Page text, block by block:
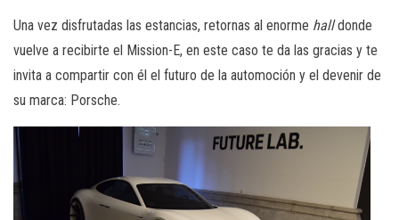
Una vez disfrutadas las estancias, retornas al enorme halldonde
vuelve a recibirte el Mission-E, en este caso te da las gracias y te
invita a compartir con él el futuro de la automoción y el devenir de
su marca: Porsche.